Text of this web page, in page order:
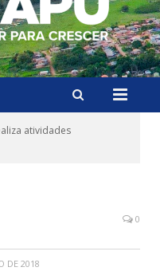
atividades
0
DE 2018